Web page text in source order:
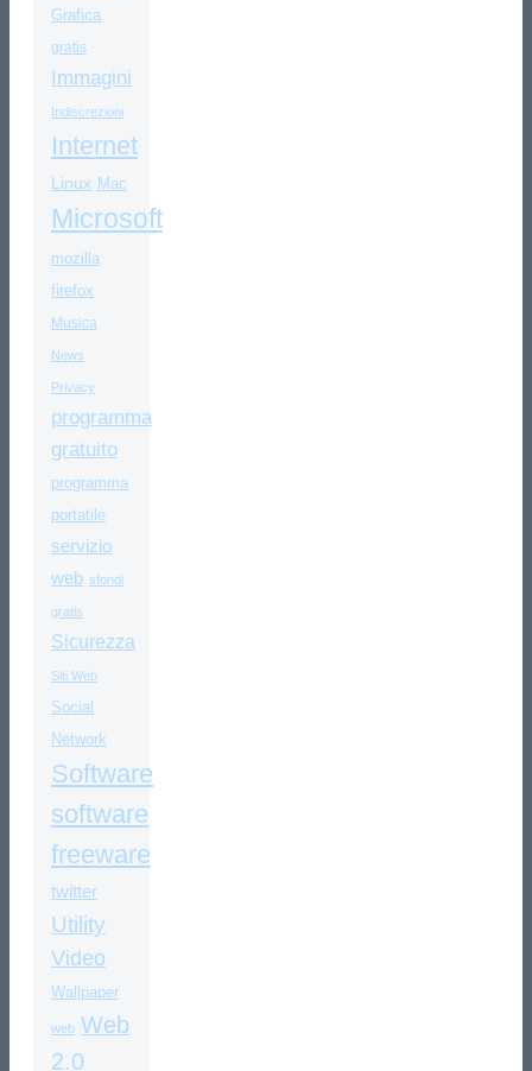
Grafica
gratis
Immagini
Indiscrezioni
Internet
Linux Mac
Microsoft
mozilla
firefox
Musica
News
Privacy
programma
gratuito
programma
portatile
servizio
web sfondi
gratis
Sicurezza
Siti Web
Social
Network
Software
software
freeware
twitter
Utility
Video
Wallpaper
web Web
2.0